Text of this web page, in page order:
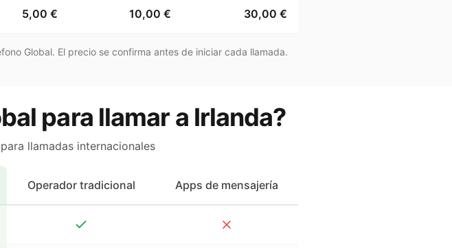
5,00 € 10,00 € 30,00 €
Global. El precio se confirma antes de iniciar cada llamada.
para llamar a Irlanda?
llamadas internacionales
Operador tradicional Apps de mensajería